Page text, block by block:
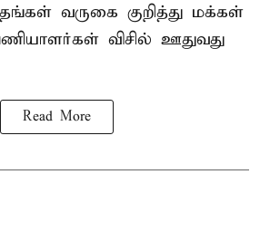
வருகை குறித்து மக்கள்
விசில் ஊதுவது
Read More